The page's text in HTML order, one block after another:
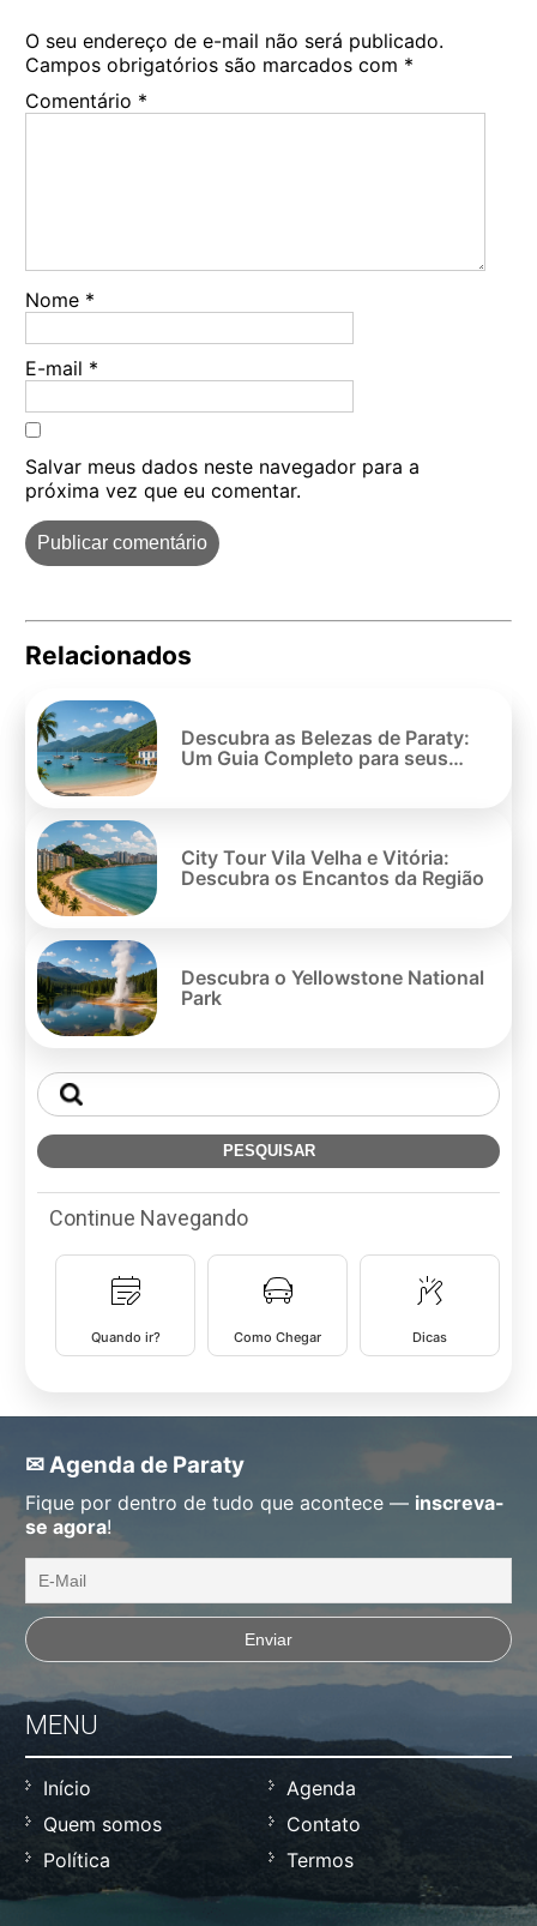
O seu endereço de e-mail não será publicado.
Campos obrigatórios são marcados com *
Comentário *
Nome *
E-mail *
Salvar meus dados neste navegador para a
próxima vez que eu comentar.
Relacionados
Descubra as Belezas de Paraty:
Um Guia Completo para seus
City Tour Vila Velha e Vitória:
Descubra os Encantos da Região
Descubra o Yellowstone National
Park
Continue Navegando
Quando ir? Como Chegar Dicas
✉ Agenda de Paraty
Fique por dentro de tudo que acontece — inscreva-
se agora!
MENU
Início
Agenda
Quem somos
Contato
Política
Termos